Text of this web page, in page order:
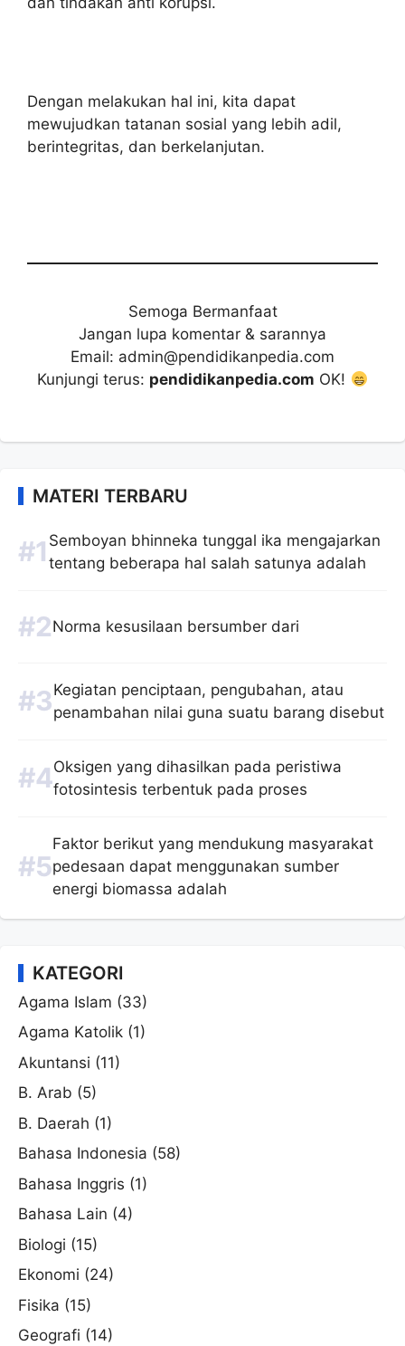
Dengan melakukan hal ini, kita dapat
mewujudkan tatanan sosial yang lebih adil,
berintegritas, dan berkelanjutan.
Semoga Bermanfaat
Jangan lupa komentar & sarannya
Email: admin@pendidikanpedia.com
Kunjungi terus: pendidikanpedia.com OK!
MATERI TERBARU
Semboyan bhinneka tunggal ika mengajarkan
tentang beberapa hal salah satunya adalah
Norma kesusilaan bersumber dari
Kegiatan penciptaan, pengubahan, atau
penambahan nilai guna suatu barang disebut
Oksigen yang dihasilkan pada peristiwa
fotosintesis terbentuk pada proses
Faktor berikut yang mendukung masyarakat
pedesaan dapat menggunakan sumber
energi biomassa adalah
KATEGORI
Agama Islam (33)
Agama Katolik (1)
Akuntansi (11)
B. Arab (5)
B. Daerah (1)
Bahasa Indonesia (58)
Bahasa Inggris (1)
Bahasa Lain (4)
Biologi (15)
Ekonomi (24)
Fisika (15)
Geografi (14)